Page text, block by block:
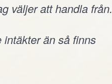
väljer att handla från.
intäkter än så finns